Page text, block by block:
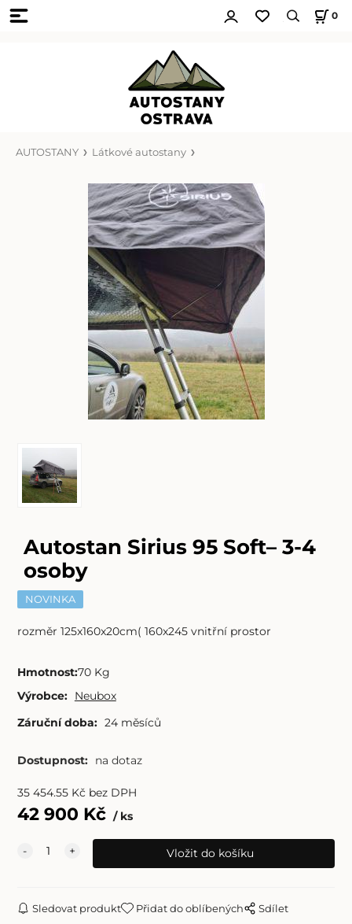
0
AUTOSTANY Látkové autostany
Autostan Sirius 95 Soft– 3-4
osoby
NOVINKA
rozměr 125x160x20cm( 160x245 vnitřní prostor
Hmotnost:70 Kg
Výrobce: Neubox
Záruční doba: 24 měsíců
Dostupnost: na dotaz
35 454.55Kč bez DPH
42 900 Kč ks
Sledovat produkt Přidat do oblíbených Sdílet